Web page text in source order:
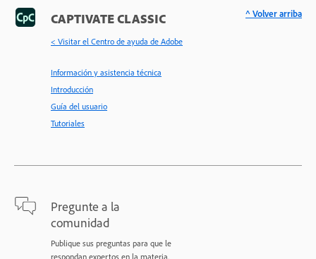
CAPTIVATE CLASSIC
< Visitar el Centro de ayuda de Adobe
Información y asistencia técnica
Introducción
Guía del usuario
Tutoriales
Pregunte a la
comunidad
Publique sus preguntas para que le
respondan expertos en la materia.
^ Volver arriba